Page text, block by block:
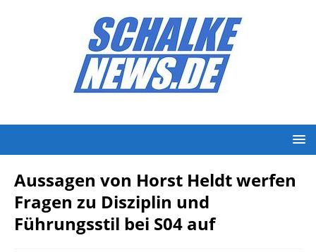
Aussagen von Horst Heldt werfen
Fragen zu Disziplin und
Führungsstil bei S04 auf